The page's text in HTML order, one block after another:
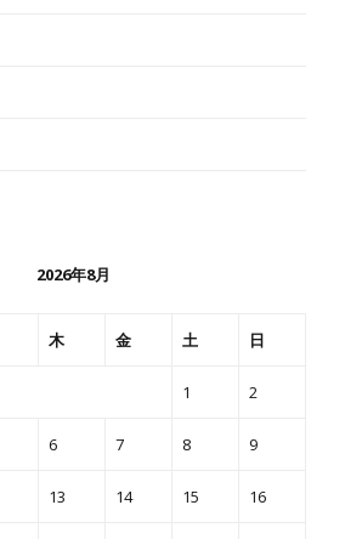
2026年8月
木 金 土 日
1 2
6 7 8 9
13 14 15 16